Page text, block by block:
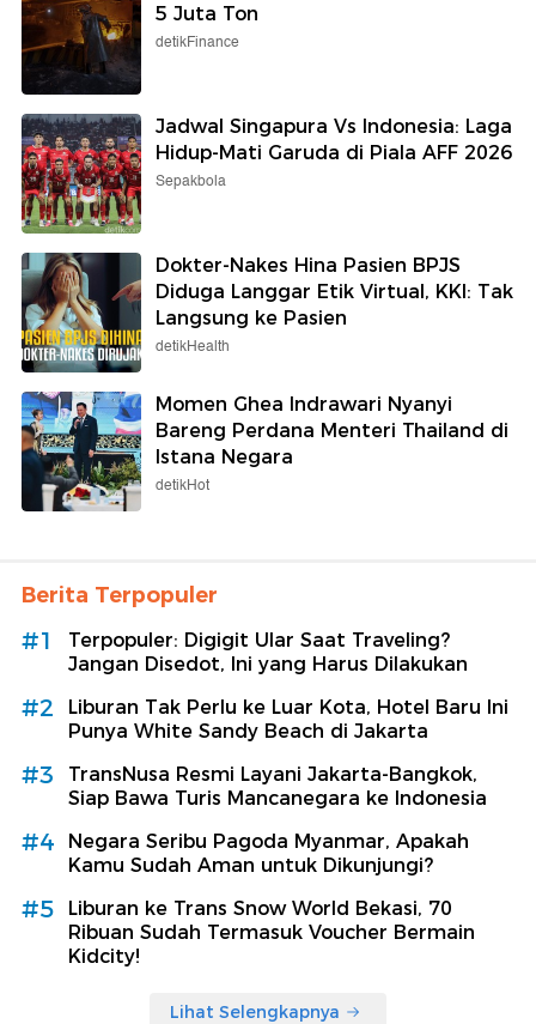
5 Juta Ton
detikFinance
Jadwal Singapura Vs Indonesia: Laga
Hidup-Mati Garuda di Piala AFF 2026
Sepakbola
Dokter-Nakes Hina Pasien BPJS
Diduga Langgar Etik Virtual, KKI: Tak
Langsung ke Pasien
detikHealth
Momen Ghea Indrawari Nyanyi
Bareng Perdana Menteri Thailand di
Istana Negara
detikHot
Berita Terpopuler
#1
Terpopuler: Digigit Ular Saat Traveling?
Jangan Disedot, Ini yang Harus Dilakukan
#2
Liburan Tak Perlu ke Luar Kota, Hotel Baru Ini
Punya White Sandy Beach di Jakarta
#3
TransNusa Resmi Layani Jakarta-Bangkok,
Siap Bawa Turis Mancanegara ke Indonesia
#4
Negara Seribu Pagoda Myanmar, Apakah
Kamu Sudah Aman untuk Dikunjungi?
#5
Liburan ke Trans Snow World Bekasi, 70
Ribuan Sudah Termasuk Voucher Bermain
Kidcity!
Lihat Selengkapnya